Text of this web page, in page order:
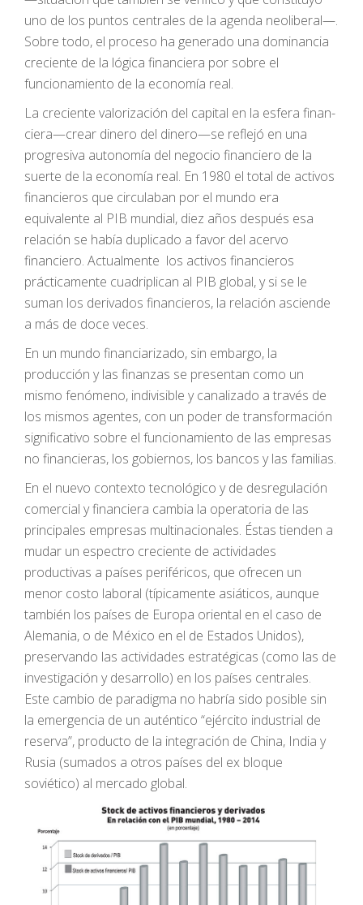
uno de los puntos centrales de la agenda neoliberal—.
Sobre todo, el proceso ha generado una dominancia
creciente de la lógica financiera por sobre el
funcionamiento de la economía real.
La creciente valorización del capital en la esfera finan-
ciera—crear dinero del dinero—se reflejó en una
progresiva autonomía del negocio financiero de la
suerte de la economía real. En 1980 el total de activos
financieros que circulaban por el mundo era
equivalente al PIB mundial, diez años después esa
relación se había duplicado a favor del acervo
financiero. Actualmente los activos financieros
prácticamente cuadriplican al PIB global, y si se le
suman los derivados financieros, la relación asciende
a más de doce veces.
En un mundo financiarizado, sin embargo, la
producción y las finanzas se presentan como un
mismo fenómeno, indivisible y canalizado a través de
los mismos agentes, con un poder de transformación
significativo sobre el funcionamiento de las empresas
no financieras, los gobiernos, los bancos y las familias.
En el nuevo contexto tecnológico y de desregulación
comercial y financiera cambia la operatoria de las
principales empresas multinacionales. Éstas tienden a
mudar un espectro creciente de actividades
productivas a países periféricos, que ofrecen un
menor costo laboral (típicamente asiáticos, aunque
también los países de Europa oriental en el caso de
Alemania, o de México en el de Estados Unidos),
preservando las actividades estratégicas (como las de
investigación y desarrollo) en los países centrales.
Este cambio de paradigma no habría sido posible sin
la emergencia de un auténtico “ejército industrial de
reserva”, producto de la integración de China, India y
Rusia (sumados a otros países del ex bloque
soviético) al mercado global.